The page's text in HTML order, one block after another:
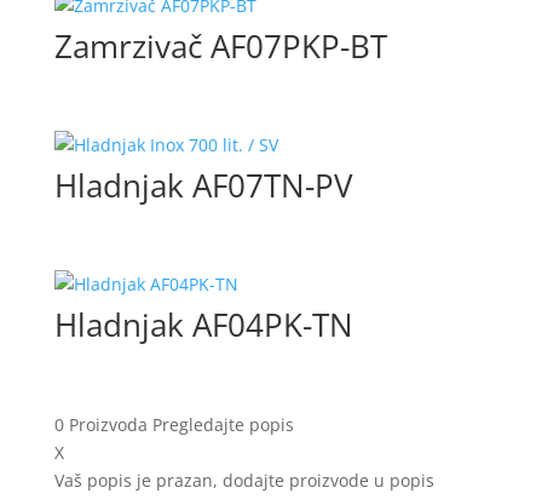
Zamrzivač AF07PKP-BT
Hladnjak AF07TN-PV
Hladnjak AF04PK-TN
0Proizvoda Pregledajte popis
X
Vaš popis je prazan, dodajte proizvode u popis